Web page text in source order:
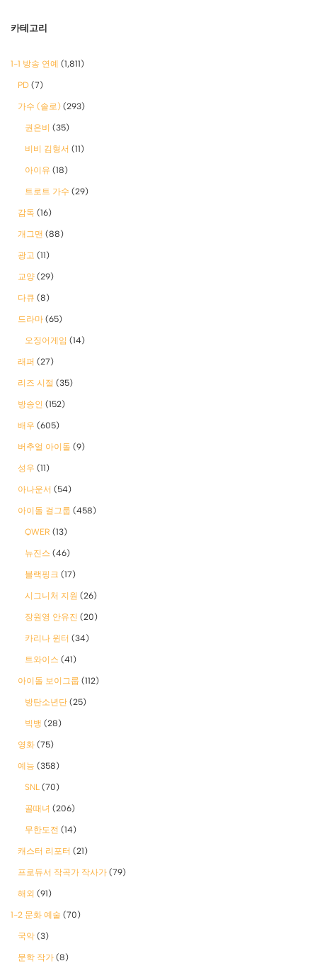
카테고리
1-1 방송 연예 (1,811)
PD (7)
가수 (솔로) (293)
권은비 (35)
비비 김형서 (11)
아이유 (18)
트로트 가수 (29)
감독 (16)
개그맨 (88)
광고 (11)
교양 (29)
다큐 (8)
드라마 (65)
오징어게임 (14)
래퍼 (27)
리즈 시절 (35)
방송인 (152)
배우 (605)
버추얼 아이돌 (9)
성우 (11)
아나운서 (54)
아이돌 걸그룹 (458)
QWER (13)
뉴진스 (46)
블랙핑크 (17)
시그니처 지원 (26)
장원영 안유진 (20)
카리나 윈터 (34)
트와이스 (41)
아이돌 보이그룹 (112)
방탄소년단 (25)
빅뱅 (28)
영화 (75)
예능 (358)
SNL (70)
골때녀 (206)
무한도전 (14)
캐스터 리포터 (21)
프로듀서 작곡가 작사가 (79)
해외 (91)
1-2 문화 예술 (70)
국악 (3)
문학 작가 (8)